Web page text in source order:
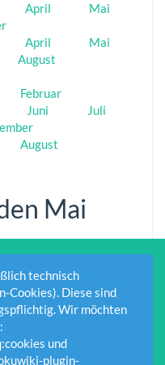
April
Mai
April
Mai
August
Februar
Juni
Juli
August
Mai
Müller-Herr
technisch
Cookies). Diese sind
Wir möchten
und
plugin-